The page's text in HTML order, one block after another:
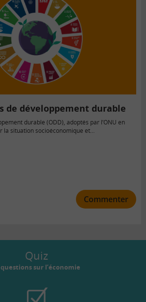
de développement durable
durable (ODD), adoptés par l’ONU en
la situation socioéconomique et…
Commenter
Quiz
questions sur l’économie